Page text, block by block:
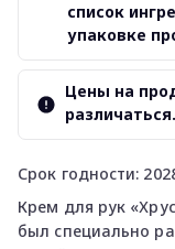
Срок годности:
Крем для рук
был специально
список
упаковке
Цены на
различаться.